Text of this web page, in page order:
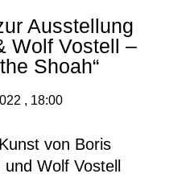
Ausstellung
Wolf Vostell –
Shoah“
, 18:00
von Boris
Wolf Vostell